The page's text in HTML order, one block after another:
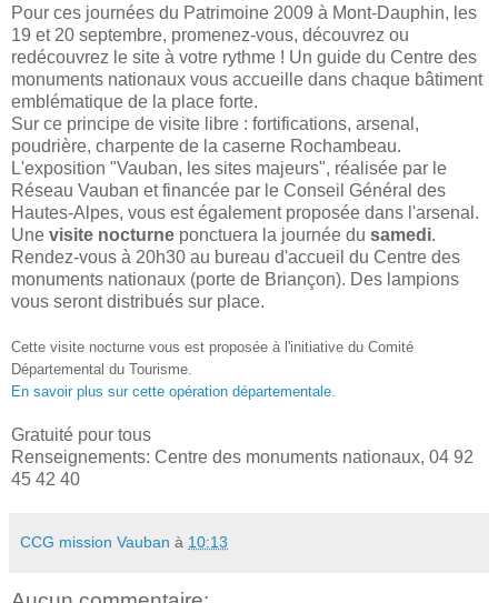
Pour ces journées du Patrimoine 2009 à Mont-Dauphin, les
19 et 20 septembre, promenez-vous, découvrez ou
redécouvrez le site à votre rythme ! Un guide du Centre des
monuments nationaux vous accueille dans chaque bâtiment
emblématique de la place forte.
Sur ce principe de visite libre : fortifications, arsenal,
poudrière, charpente de la caserne Rochambeau.
L'exposition "Vauban, les sites majeurs", réalisée par le
Réseau Vauban et financée par le Conseil Général des
Hautes-Alpes, vous est également proposée dans l'arsenal.
Une visite nocturne ponctuera la journée du samedi.
Rendez-vous à 20h30 au bureau d'accueil du Centre des
monuments nationaux (porte de Briançon). Des lampions
vous seront distribués sur place.
Cette visite nocturne vous est proposée à l'initiative du Comité
Départemental du Tourisme.
En savoir plus sur cette opération départementale.
Gratuité pour tous
Renseignements: Centre des monuments nationaux, 04 92
45 42 40
CCG mission Vauban à 10:13